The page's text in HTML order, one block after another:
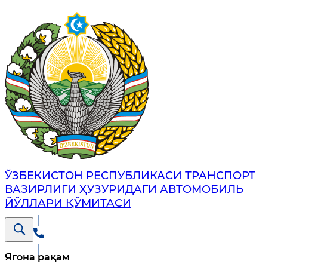
ЎЗБЕКИСТОН РЕСПУБЛИКАСИ ТРАНСПОРТ
ВАЗИРЛИГИ ҲУЗУРИДАГИ АВТОМОБИЛЬ
ЙЎЛЛАРИ ҚЎМИТАСИ
Ягона рақам